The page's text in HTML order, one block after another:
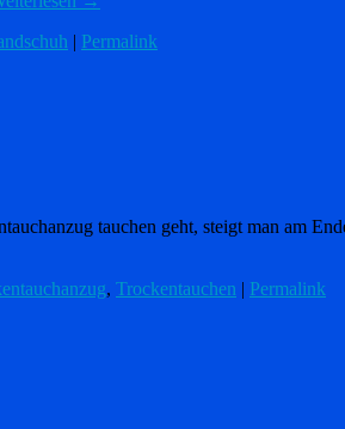
| Permalink
tauchen geht, steigt man am
, Trockentauchen | Permalink